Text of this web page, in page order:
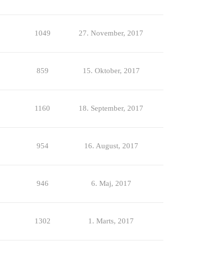
1049 27. November, 2017
859 15. Oktober, 2017
1160 18. September, 2017
954 16. August, 2017
946 6. Maj, 2017
1302 1. Marts, 2017